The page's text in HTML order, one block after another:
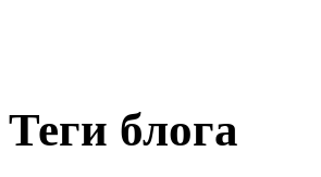
Теги блога